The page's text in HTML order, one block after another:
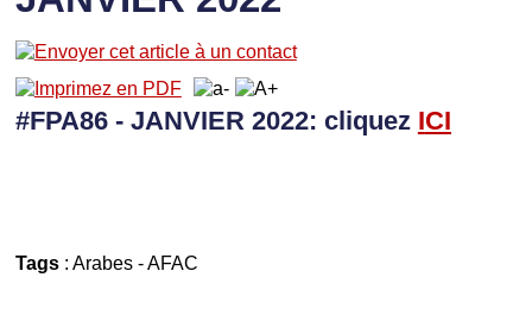
#FPA86 - JANVIER 2022: cliquez ICI
Tags: Arabes-AFAC